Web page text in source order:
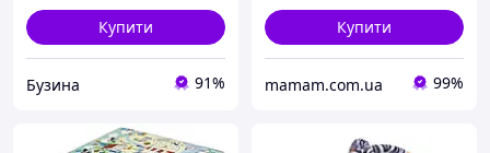
Купити
Бузина 91%
Купити
mamam.com.ua 99%